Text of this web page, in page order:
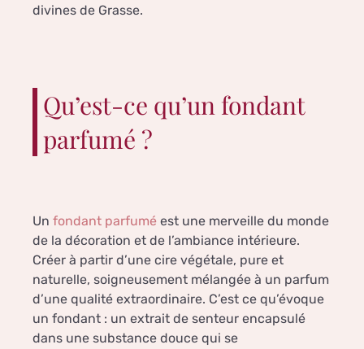
divines de Grasse.
Qu’est-ce qu’un fondant
parfumé ?
Un fondant parfumé est une merveille du monde
de la décoration et de l’ambiance intérieure.
Créer à partir d’une cire végétale, pure et
naturelle, soigneusement mélangée à un parfum
d’une qualité extraordinaire. C’est ce qu’évoque
un fondant : un extrait de senteur encapsulé
dans une substance douce qui se